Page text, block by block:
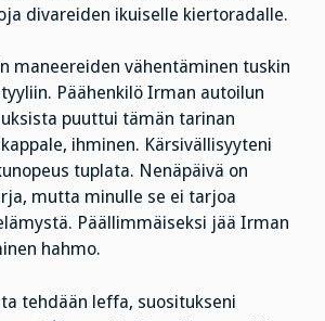
divareiden ikuiselle kiertoradalle.
maneereiden vähentäminen tuskin
Päähenkilö Irman autoilun
puuttui tämän tarinan
ihminen. Kärsivällisyyteni
tuplata. Nenäpäivä on
mutta minulle se ei tarjoa
Päällimmäiseksi jää Irman
hahmo.
tehdään leffa, suositukseni